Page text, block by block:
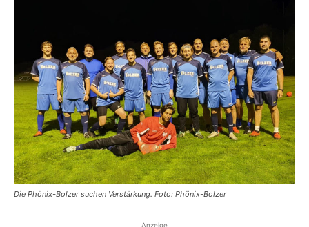
Die Phönix-Bolzer suchen Verstärkung. Foto: Phönix-Bolzer
Anzeige